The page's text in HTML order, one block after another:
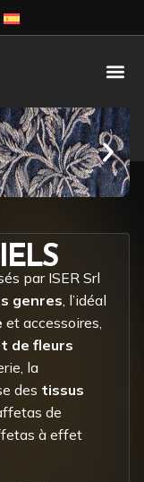
par ISER Srl
genres, l’idéal
et accessoires,
de fleurs
la
des tissus
de
à effet